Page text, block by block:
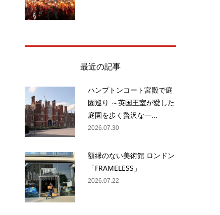
最近の記事
ハンプトンコート宮殿で庭
園巡り ～英国王室が愛した
庭園を歩く贅沢な一...
2026.07.30
額縁のない美術館 ロンドン
「FRAMELESS」
2026.07.22